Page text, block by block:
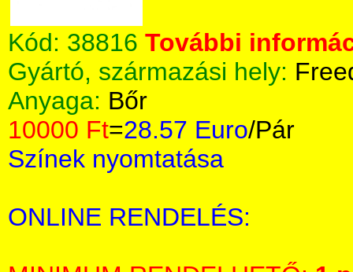
Kód: 38816 További
Gyártó, származási hely:
Anyaga: Bőr
10000 Ft=28.57 Euro/Pár
Színek nyomtatása
ONLINE RENDELÉS: